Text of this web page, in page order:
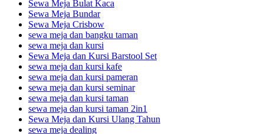
Sewa Meja Bulat Kaca
Sewa Meja Bundar
Sewa Meja Crisbow
sewa meja dan bangku taman
sewa meja dan kursi
Sewa Meja dan Kursi Barstool Set
sewa meja dan kursi kafe
sewa meja dan kursi pameran
sewa meja dan kursi seminar
sewa meja dan kursi taman
sewa meja dan kursi taman 2in1
Sewa Meja dan Kursi Ulang Tahun
sewa meja dealing